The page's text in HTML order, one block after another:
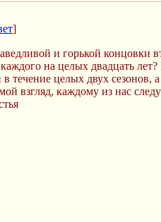
]
и горькой концовки
на целых двадцать лет?
целых двух сезонов, а
взгляд, каждому из нас